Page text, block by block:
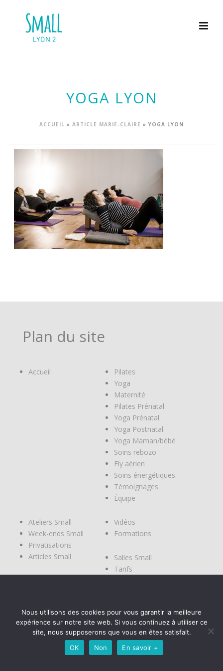
YOGA LYON
ACCUEIL » ARTICLE MARIE-CLAIRE » YOGA LYON
Plan du site
Accueil
Pilates
Yoga
Maternité
Pilates Prénatal
Yoga Prénatal
Yoga Postnatal
Yoga Maman/bébé
Soins rebozo
Fly aérien
Soins énergétiques
Témoignages
Équipe
Ateliers Small
Week-ends Small
Privatisations
Articles Small
Vidéos
Formations
Salles Small
Tarifs
Contact
Réservation
Nous utilisons des cookies pour vous garantir la meilleure
expérience sur notre site web. Si vous continuez à utiliser ce
site, nous supposerons que vous en êtes satisfait.
OK
Non En savoir +